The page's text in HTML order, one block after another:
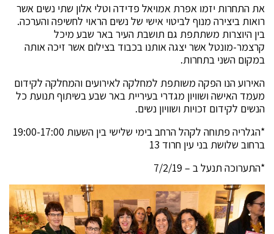
את התחרות יזמו אפרת אמויאל פדידה וטלי אלון שתי נשים אשר
רואות ביצירה מנוף לביטוי אישי של נשים הראוי לחשיפה והערכה.
בין היוצרות משתתפת גם תושבת העיר באר שבע ‏מיכל
קרצמר-מונטל אשר יצגה אותנו בכבוד בצילום אשר זיכה אותה
במקום השני בתחרות.
האירוע הנו הפקה משותפת למחלקה לאירועים והמחלקה לקידום
מעמד האישה ושוויון מגדרי בעיריית באר שבע בשיתוף תנועת כל
הנשים לקידום זכויות ושוויון נשים.
*הגלריה פתוחה לקהל הרחב בימי שלישי בין השעות 19:00-17:00
ברחוב שלושת בני עין חרוד 13
*התערוכה תנעל ב – 7/2/19